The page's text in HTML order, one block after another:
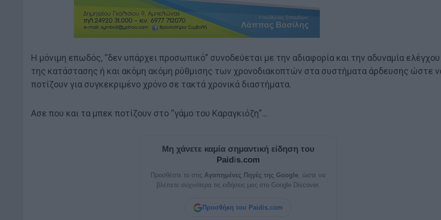
Η μόνιμη επωδός, “δεν υπάρχει προσωπικό” συνοδεύεται με την αδιαφορία και την αδυναμία ελέγχου
της κατάστασης ή και ακόμη ακόμη ρύθμισης των χρονοδιακοπτών στα συστήματα άρδευσης ώστε
ποτίζουν για συγκεκριμένο χρόνο σε τακτά χρονικά διαστήματα.
Ασε που και τα μπεκ ποτίζουν στο “γάμο του Καραγκιόζη”…
Μη χάνετε καμία σημαντική είδηση του
Paidis.com
Προσθέστε το στις Αγαπημένες Πηγές της Google, ώστε να
βλέπετε συχνότερα τις ειδήσεις μας στο Google Discover.
Προσθήκη του Paidis.com